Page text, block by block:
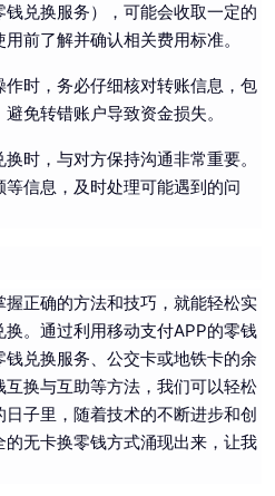
兑换服务），可能会收取一定的
前了解并确认相关费用标准。
作时，务必仔细核对转账信息，包
免转错账户导致资金损失。
换时，与对方保持沟通非常重要。
信息，及时处理可能遇到的问
正确的方法和技巧，就能轻松实
。通过利用移动支付APP的零钱
兑换服务、公交卡或地铁卡的余
换与互助等方法，我们可以轻松
子里，随着技术的不断进步和创
无卡换零钱方式涌现出来，让我